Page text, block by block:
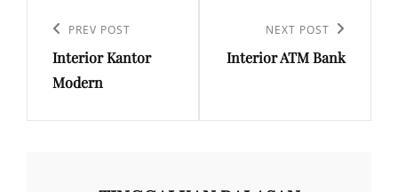
posPrevious
Post
PREV POST
Interior Kantor
Modern
Post
NEXT POST
Interior ATM Bank